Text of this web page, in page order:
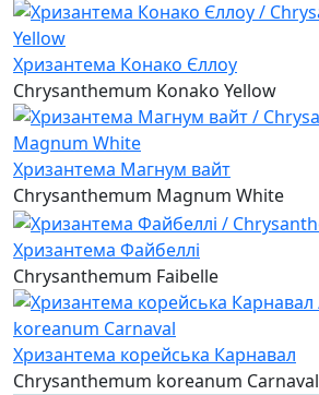
Хризантема Конако Єллоу
Chrysanthemum Konako Yellow
Хризантема Магнум вайт
Chrysanthemum Magnum White
Хризантема Файбеллі
Chrysanthemum Faibelle
Хризантема корейська Карнавал
Chrysanthemum koreanum Carnaval